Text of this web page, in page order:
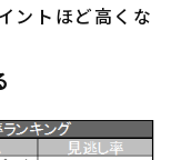
ントほど高くな